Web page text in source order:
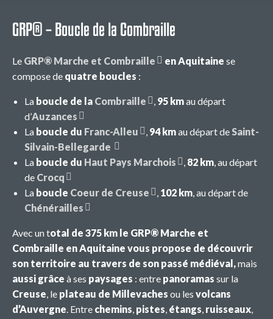
GRP® – Boucle de la Combraille
Le GRP® Marche et Combraille en Aquitaine se
compose de quatre boucles :
La boucle de la Combraille , 95 kmau départ
d’Auzances
La boucle du Franc-Alleu , 94 kmau départ deSaint-
Silvain-Bellegarde
La boucle du Haut Pays Marchois , 82 km, au départ
de Crocq
La boucle Coeur de Creuse , 102 km, au départ de
Chénérailles
Avec un total de 375 km le GRP® Marche et
Combraille en Aquitaine vous propose de découvrir
son territoire au travers de son passé médiéval,mais
aussi grâce à ses paysages : entre panoramas sur la
Creuse, le plateau de Millevaches ou les volcans
d’Auvergne. Entre chemins, pistes, étangs, ruisseaux,